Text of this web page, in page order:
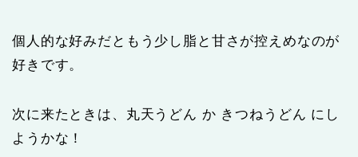
個人的な好みだともう少し脂と甘さが控えめなのが
好きです。
次に来たときは、丸天うどん か きつねうどん にし
ようかな！